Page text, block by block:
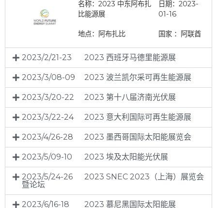
名称：2023 中东阿布扎
比能源展
日期：2023-
01-16
地点：阿布扎比 国家 ：阿联酋
2023/2/21-23 2023 西班牙马德里能源展
2023/3/08-09 2023 波兰凯尔采可再生能源展
2023/3/20-22 2023 第十八届济南光伏展
2023/3/22-24 2023 意大利国际可再生能源展
2023/4/26-28 2023 墨西哥国际太阳能展览会
2023/5/09-10 2023 埃及太阳能光伏展
2023/5/24-26
2023 SNEC 2023（上海）展览会
暨论坛
2023/6/16-18 2023 慕尼黑国际太阳能展